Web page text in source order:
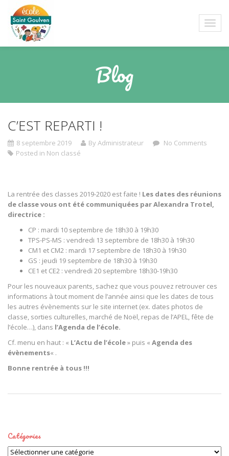
Blog
C’EST REPARTI !
8 septembre 2019 By Administrateur
No Comments
Posted in Non classé
La rentrée des classes 2019-2020 est faite ! Les dates des réunions
de classe vous ont été communiquées par Alexandra Trotel,
directrice :
CP : mardi 10 septembre de 18h30 à 19h30
TPS-PS-MS : vendredi 13 septembre de 18h30 à 19h30
CM1 et CM2 : mardi 17 septembre de 18h30 à 19h30
GS : jeudi 19 septembre de 18h30 à 19h30
CE1 et CE2 : vendredi 20 septembre 18h30-19h30
Pour les nouveaux parents, sachez que vous pouvez retrouver ces
informations à tout moment de l’année ainsi que les dates de tous
les autres évènements sur le site internet (ex. dates photos de
classe, sorties culturelles, marché de Noël, repas de l’APEL, fête de
l’école…), dans l’Agenda de l’école.
Cf. menu en haut : « L’Actu de l’école» puis « Agenda des
évènements« .
Bonne rentrée à tous !!!
Catégories
Catégories